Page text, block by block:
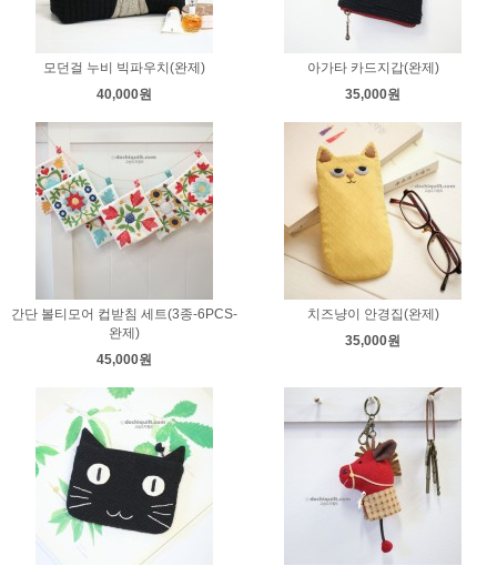
모던걸 누비 빅파우치(완제)
40,000원
아가타 카드지갑(완제)
35,000원
간단 볼티모어 컵받침 세트(3종-6PCS-
완제)
45,000원
치즈냥이 안경집(완제)
35,000원